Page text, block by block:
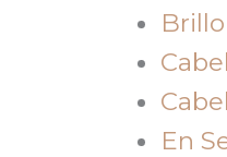
Brillo
En